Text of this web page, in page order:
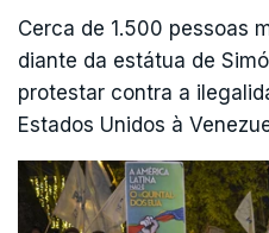
Nicolás Maduro enfrenta
narcoterrorismo no
será defendido por Barry
conhecidos advogados
muitos processos
Com mais de 30 anos de
Cerca de 1.500 pessoas
diante da estátua de
protestar contra a
Estados Unidos à